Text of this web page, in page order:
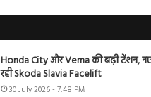
Honda City और Verna की बढ़ी टेंशन,
रही Skoda Slavia Facelift
30 July 2026 - 7:48 PM